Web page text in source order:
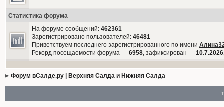
Статистика форума
На форуме сообщений: 462361
Зарегистрировано пользователей: 46481
Приветствуем последнего зарегистрированного по имени
Рекорд посещаемости форума — 6958, зафиксирован —
Форум вСалде.ру | Верхняя Салда и Нижняя Салда